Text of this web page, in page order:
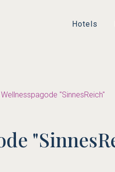
Hotels
Wellnesspagode "SinnesReich"